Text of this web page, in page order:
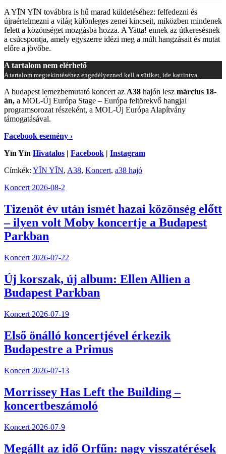
A YĪN YĪN továbbra is hű marad küldetéséhez: felfedezni és
újraértelmezni a világ különleges zenei kincseit, miközben mindenek
felett a közönséget mozgásba hozza. A Yatta! ennek az útkeresésnek
a csúcspontja, amely egyszerre idézi meg a múlt hangzásait és mutat
előre a jövőbe.
A tartalom nem elérhető
A tartalom megtekintéséhez engedélyezned kell a sütiket, ide kattintva.
A budapest lemezbemutató koncert az A38 hajón lesz március 18-
án, a MOL-Új Európa Stage – Európa feltörekvő hangjai
programsorozat részeként, a MOL-Új Európa Alapítvány
támogatásával.
Facebook esemény ›
Yīn Yīn Hivatalos | Facebook | Instagram
Címkék: YĪN YĪN, A38, Koncert, a38 hajó
Koncert 2026-08-2
Tizenöt év után ismét hazai közönség előtt
– ilyen volt Moby koncertje a Budapest
Parkban
Koncert 2026-07-22
Új korszak, új album: Ellen Allien a
Budapest Parkban
Koncert 2026-07-19
Első önálló koncertjével érkezik
Budapestre a Primus
Koncert 2026-07-13
Morrissey Has Left the Building –
koncertbeszámoló
Koncert 2026-07-9
Megállt az idő Orfűn: nagy visszatérések